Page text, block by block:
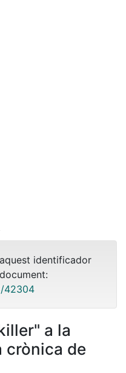
identificador
42304
a la
crònica de